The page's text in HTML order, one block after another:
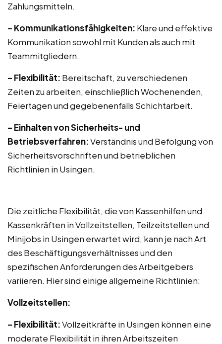
Zahlungsmitteln.
– Kommunikationsfähigkeiten: Klare und effektive
Kommunikation sowohl mit Kunden als auch mit
Teammitgliedern.
– Flexibilität: Bereitschaft, zu verschiedenen
Zeiten zu arbeiten, einschließlich Wochenenden,
Feiertagen und gegebenenfalls Schichtarbeit.
– Einhalten von Sicherheits- und
Betriebsverfahren:Verständnis und Befolgung von
Sicherheitsvorschriften und betrieblichen
Richtlinien in Usingen.
Die zeitliche Flexibilität, die von Kassenhilfen und
Kassenkräften in Vollzeitstellen, Teilzeitstellen und
Minijobs in Usingen erwartet wird, kann je nach Art
des Beschäftigungsverhältnisses und den
spezifischen Anforderungen des Arbeitgebers
variieren. Hier sind einige allgemeine Richtlinien:
Vollzeitstellen:
– Flexibilität:Vollzeitkräfte in Usingen können eine
moderate Flexibilität in ihren Arbeitszeiten